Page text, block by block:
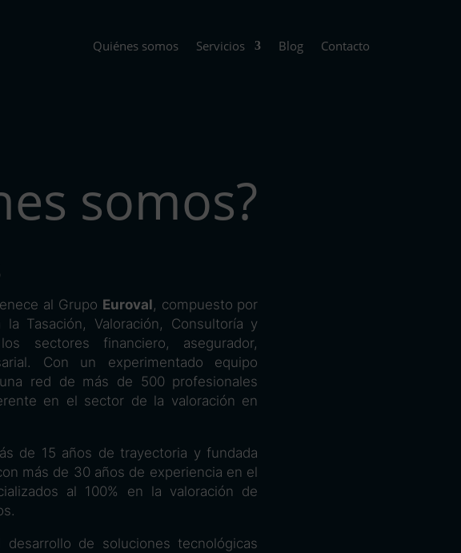
Quiénes somos Servicios Blog Contacto
somos?
al Grupo Euroval, compuesto por
la Tasación, Valoración, Consultoría y
sectores financiero, asegurador,
Con un experimentado equipo
red de más de 500 profesionales
en el sector de la valoración en
de 15 años de trayectoria y fundada
más de 30 años de experiencia en el
al 100% en la valoración de
de soluciones tecnológicas